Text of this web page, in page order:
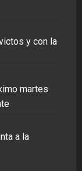
y con la
martes
a la